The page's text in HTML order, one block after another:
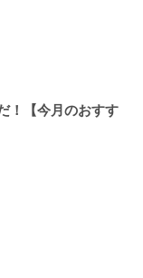
！【今月のおすす